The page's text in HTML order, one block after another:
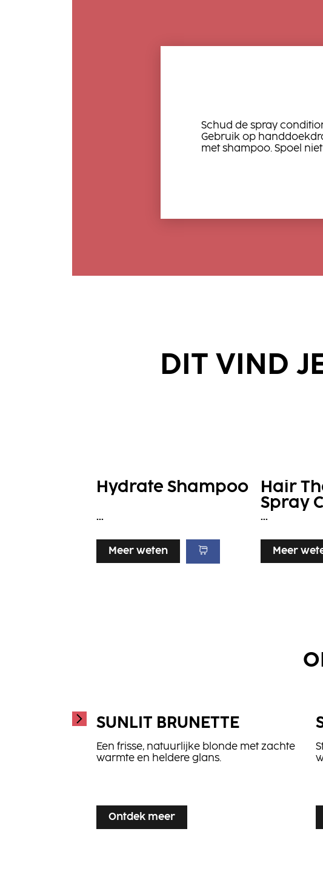
Schud de spray
Gebruik op
met shampoo. Spoel
DIT VIND
Hydrate Shampoo
...
Meer weten
Hair
Spray
...
Meer
SUNLIT BRUNETTE
Een frisse, natuurlijke blonde met zachte
warmte en heldere glans.
...
Ontdek meer
...